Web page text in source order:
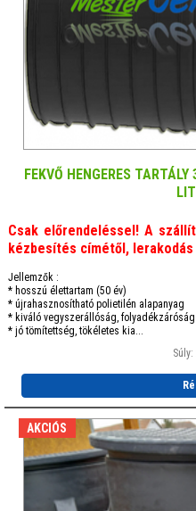
FEKVŐ HENGERES
Csak előrendeléssel! A
kézbesítés címétől,
Jellemzők :
* hosszú élettartam (50 év)
* újrahasznosítható polietilén alapanyag
* kiváló vegyszerállóság, folyadékzáróság
* jó tömítettség, tökéletes kia...